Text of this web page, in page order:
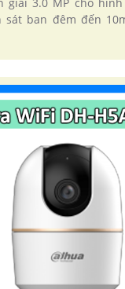
sát ban đêm đến